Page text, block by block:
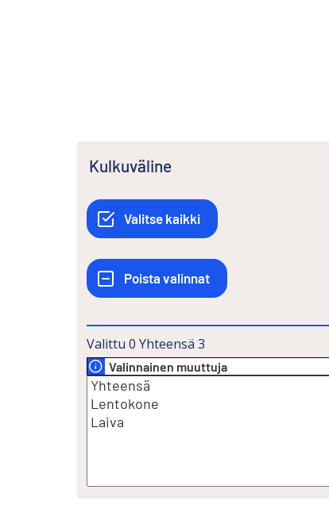
Kulkuväline
Valittu 0 Yhteensä 3
Valinnainen muuttuja